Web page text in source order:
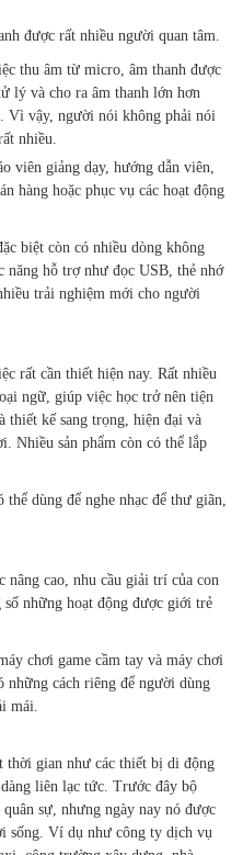
được rất nhiều người quan tâm.
thu âm từ micro, âm thanh được
lý và cho ra âm thanh lớn hơn
Vì vậy, người nói không phải nói
nhiều.
viên giảng dạy, hướng dẫn viên,
hàng hoặc phục vụ các hoạt động
biệt còn có nhiều dòng không
năng hỗ trợ như đọc USB, thẻ nhớ
trải nghiệm mới cho người
rất cần thiết hiện nay. Rất nhiều
ngữ, giúp việc học trở nên tiện
thiết kế sang trọng, hiện đại và
Nhiều sản phẩm còn có thể lắp
dùng để nghe nhạc để thư giãn,
nâng cao, nhu cầu giải trí của con
những hoạt động được giới trẻ
chơi game cầm tay và máy chơi
những cách riêng để người dùng
mái.
thời gian như các thiết bị di động
liên lạc tức. Trước đây bộ
sự, nhưng ngày nay nó được
sống. Ví dụ như công ty dịch vụ